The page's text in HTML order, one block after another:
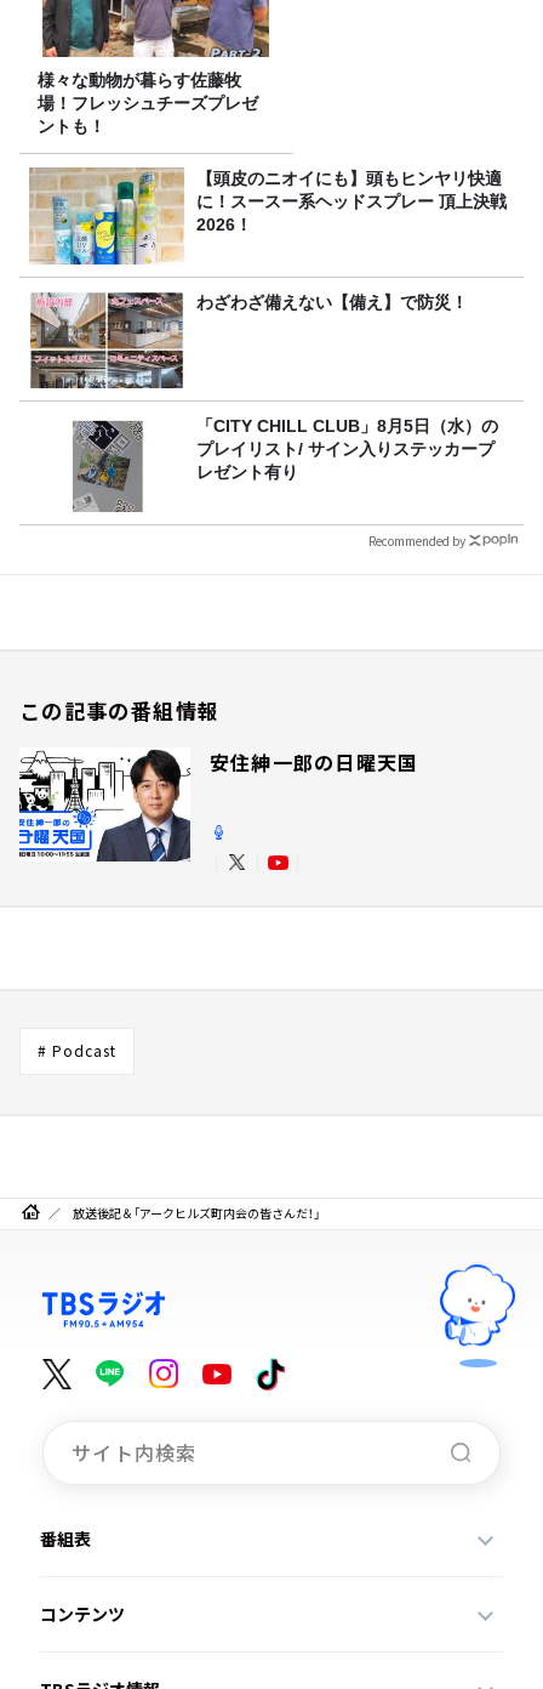
様々な動物が暮らす佐藤牧
場！フレッシュチーズプレゼ
ントも！
【頭皮のニオイにも】頭もヒンヤリ快適
に！スースー系ヘッドスプレー 頂上決戦
2026！
わざわざ備えない【備え】で防災！
「CITY CHILL CLUB」8月5日（水）の
プレイリスト/ サイン入りステッカープ
レゼント有り
Recommended by
この記事の番組情報
安住紳一郎の日曜天国
# Podcast
放送後記＆「アークヒルズ町内会の皆さんだ！」
番組表
コンテンツ